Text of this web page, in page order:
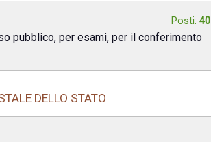
Posti: 40
pubblico, per esami, per il conferimento
DELLO STATO